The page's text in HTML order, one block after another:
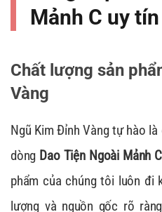
Mảnh C uy tín
Chất lượng sản
Vàng
Ngũ Kim Đỉnh Vàng tự hào
dòng Dao Tiện Ngoài Mảnh C
phẩm của chúng tôi luôn đi
lượng và nguồn gốc rõ